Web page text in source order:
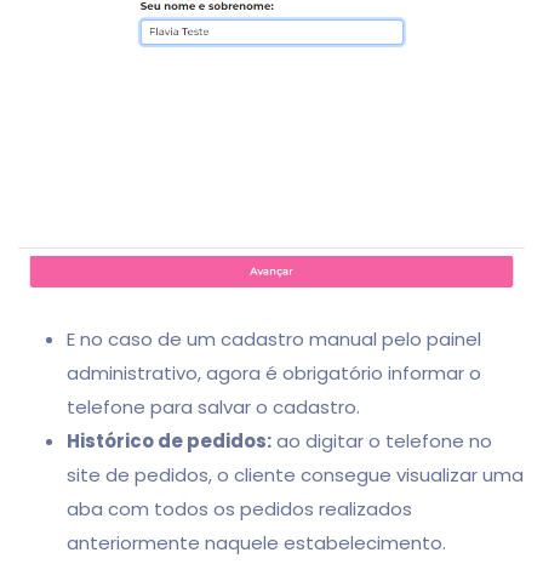
E no caso de um cadastro manual pelo painel
administrativo, agora é obrigatório informar o
telefone para salvar o cadastro.
Histórico de pedidos:ao digitar o telefone no
site de pedidos, o cliente consegue visualizar uma
aba com todos os pedidos realizados
anteriormente naquele estabelecimento.